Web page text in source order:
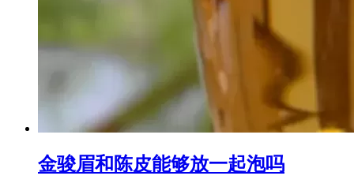
金骏眉和陈皮能够放一起泡吗